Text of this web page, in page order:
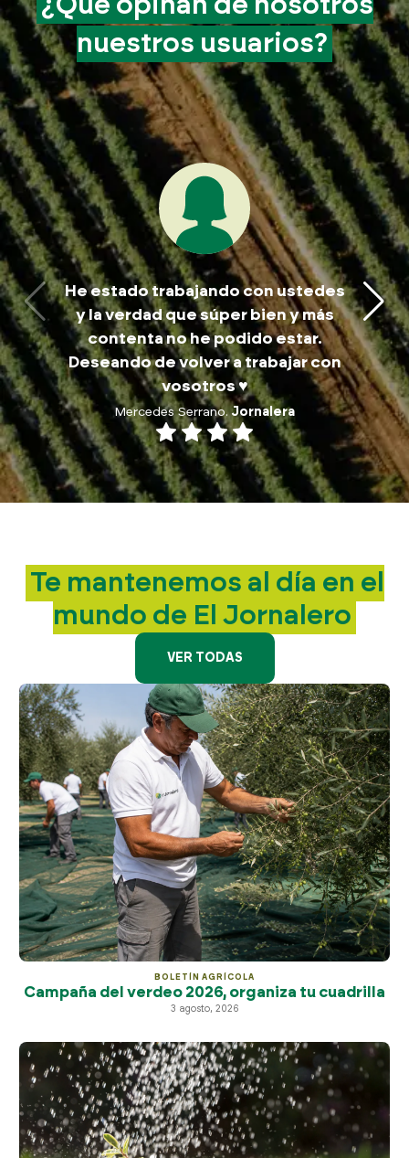
ES
722 84 39
nuestros usuarios?
He estado trabajando con ustedes
y la verdad que súper bien y más
contenta no he podido estar.
Deseando de volver a trabajar con
vosotros ♥️
Mercedes Serrano. Jornalera
Me
Te mantenemos al día en el
mundo de El Jornalero
VER TODAS
BOLETÍN AGRÍCOLA
Campaña del verdeo 2026, organiza tu cuadrilla
3 agosto, 2026